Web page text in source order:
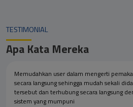
TESTIMONIAL
Apa Kata Mereka
Memudahkan user dalam mengerti
secara langsung sehingga mudah sekali
tersebut dan terhubung secara langsung
sistem yang mumpuni